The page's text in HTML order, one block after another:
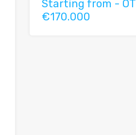
Starting from - OT
€170.000